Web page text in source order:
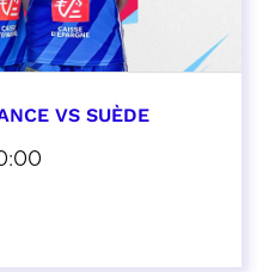
VS SUÈDE